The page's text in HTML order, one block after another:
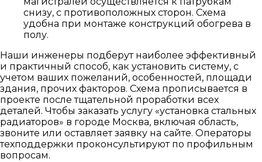
снизу, с противоположных сторон. Схема
удобна при монтаже конструкций обогрева в
полу.
Наши инженеры подберут наиболее эффективный
и практичный способ, как установить систему, с
учетом ваших пожеланий, особенностей, площади
здания, прочих факторов. Схема прописывается в
проекте после тщательной проработки всех
деталей. Чтобы заказать услугу «установка стальных
радиаторов» в городе Москва, включая область,
звоните или оставляет заявку на сайте. Операторы
техподдержки проконсультируют по профильным
вопросам.